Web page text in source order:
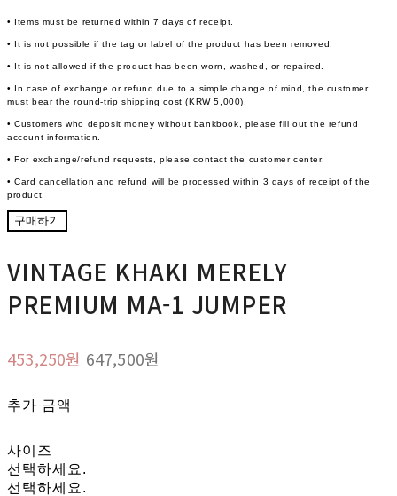
• Items must be returned within 7 days of receipt.
• It is not possible if the tag or label of the product has been removed.
• It is not allowed if the product has been worn, washed, or repaired.
• In case of exchange or refund due to a simple change of mind, the customer
must bear the round-trip shipping cost (KRW 5,000).
• Customers who deposit money without bankbook, please fill out the refund
account information.
• For exchange/refund requests, please contact the customer center.
• Card cancellation and refund will be processed within 3 days of receipt of the
product.
구매하기
VINTAGE KHAKI MERELY
PREMIUM MA-1 JUMPER
453,250원 647,500원
추가 금액
사이즈
선택하세요.
선택하세요.